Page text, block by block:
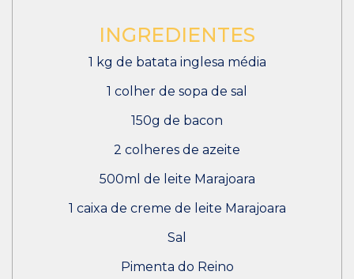
INGREDIENTES
1 kg de batata inglesa média
1 colher de sopa de sal
150g de bacon
2 colheres de azeite
500ml de leite Marajoara
1 caixa de creme de leite Marajoara
Sal
Pimenta do Reino